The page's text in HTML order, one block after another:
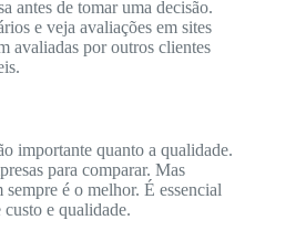
antes de tomar uma decisão.
e veja avaliações em sites
avaliadas por outros clientes
importante quanto a qualidade.
para comparar. Mas
é o melhor. É essencial
e qualidade.